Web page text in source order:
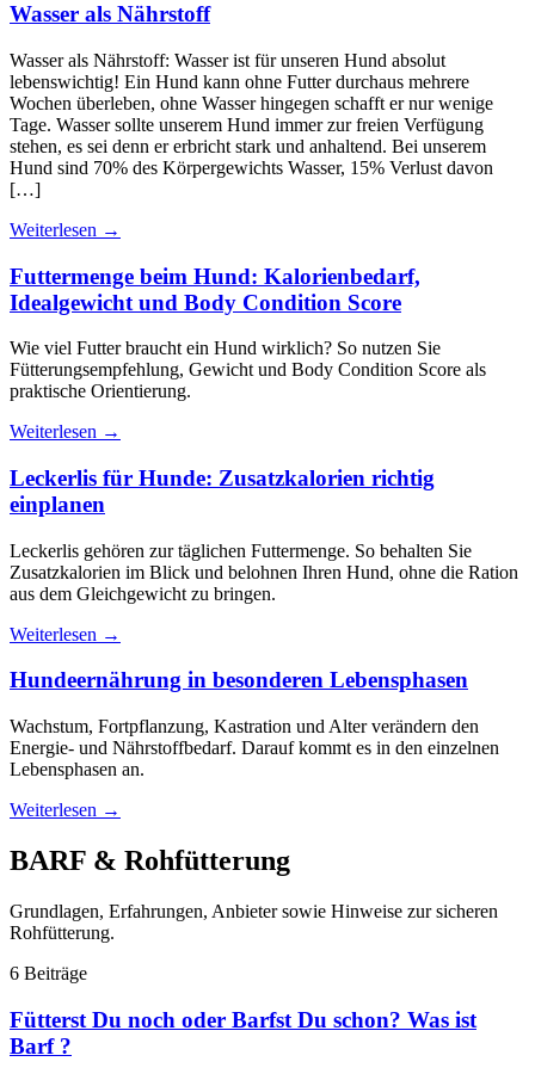
Wasser als Nährstoff
Wasser als Nährstoff: Wasser ist für unseren Hund absolut
lebenswichtig! Ein Hund kann ohne Futter durchaus mehrere
Wochen überleben, ohne Wasser hingegen schafft er nur wenige
Tage. Wasser sollte unserem Hund immer zur freien Verfügung
stehen, es sei denn er erbricht stark und anhaltend. Bei unserem
Hund sind 70% des Körpergewichts Wasser, 15% Verlust davon
[…]
Weiterlesen →
Futtermenge beim Hund: Kalorienbedarf,
Idealgewicht und Body Condition Score
Wie viel Futter braucht ein Hund wirklich? So nutzen Sie
Fütterungsempfehlung, Gewicht und Body Condition Score als
praktische Orientierung.
Weiterlesen →
Leckerlis für Hunde: Zusatzkalorien richtig
einplanen
Leckerlis gehören zur täglichen Futtermenge. So behalten Sie
Zusatzkalorien im Blick und belohnen Ihren Hund, ohne die Ration
aus dem Gleichgewicht zu bringen.
Weiterlesen →
Hundeernährung in besonderen Lebensphasen
Wachstum, Fortpflanzung, Kastration und Alter verändern den
Energie- und Nährstoffbedarf. Darauf kommt es in den einzelnen
Lebensphasen an.
Weiterlesen →
BARF & Rohfütterung
Grundlagen, Erfahrungen, Anbieter sowie Hinweise zur sicheren
Rohfütterung.
6 Beiträge
Fütterst Du noch oder Barfst Du schon? Was ist
Barf ?